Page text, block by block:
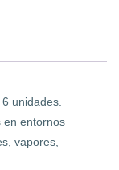
unidades.
en entornos
vapores,